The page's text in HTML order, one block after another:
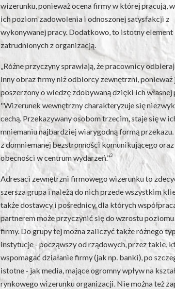
wizerunku, ponieważ ocena firmy w której pracują,
ich poziom zadowolenia i odnoszonej satysfakcji z
wykonywanej pracy. Dodatkowo, to istotny
zatrudnionych z organizacją.
„Różne przyczyny sprawiają, że pracownicy
inny obraz firmy niż odbiorcy zewnętrzni, ponieważ
poszerzony o wiedzę zdobywaną dzięki ich własnej
"Wizerunek wewnętrzny charakteryzuje się
cechą. Przekazywany osobom trzecim, staje się w
mniemaniu najbardziej wiarygodną formą
z domniemanej bezstronności komunikującego
obecności w centrum wydarzeń."3
Adresaci zewnętrzni firmowego wizerunku to
szersza grupa i należą do nich przede wszystkim
także dostawcy i pośrednicy, dla których
partnerem może przyczynić się do wzrostu
firmy. Do grupy tej można zaliczyć także różnego
instytucje - począwszy od rządowych, przez takie,
wspomagać działanie firmy (jak np. banki), po
istotne - jak media, mające ogromny wpływ na
rynkowego wizerunku organizacji. Nie można też